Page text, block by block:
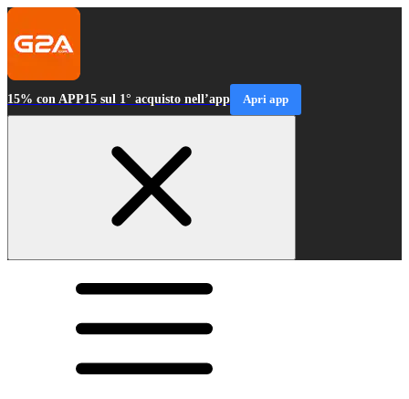
15% con APP15 sul 1° acquisto nell’app Apri app